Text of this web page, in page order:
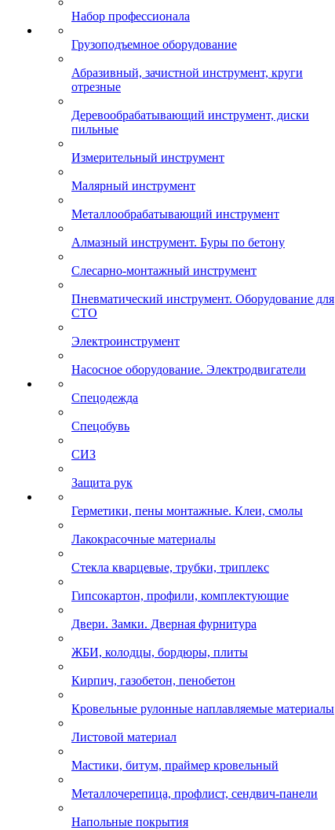
Набор профессионала
Грузоподъемное оборудование
Абразивный, зачистной инструмент, круги
отрезные
Деревообрабатывающий инструмент, диски
пильные
Измерительный инструмент
Малярный инструмент
Металлообрабатывающий инструмент
Алмазный инструмент. Буры по бетону
Слесарно-монтажный инструмент
Пневматический инструмент. Оборудование для
СТО
Электроинструмент
Насосное оборудование. Электродвигатели
Спецодежда
Спецобувь
СИЗ
Защита рук
Герметики, пены монтажные. Клеи, смолы
Лакокрасочные материалы
Стекла кварцевые, трубки, триплекс
Гипсокартон, профили, комплектующие
Двери. Замки. Дверная фурнитура
ЖБИ, колодцы, бордюры, плиты
Кирпич, газобетон, пенобетон
Кровельные рулонные наплавляемые материалы
Листовой материал
Мастики, битум, праймер кровельный
Металлочерепица, профлист, сендвич-панели
Напольные покрытия